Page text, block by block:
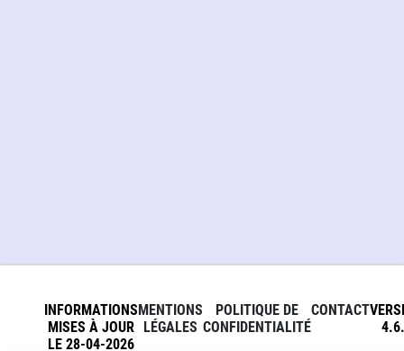
INFORMATIONS
MISES À JOUR
LE 28-04-2026
MENTIONS
LÉGALES
POLITIQUE DE
CONFIDENTIALITÉ
CONTACT